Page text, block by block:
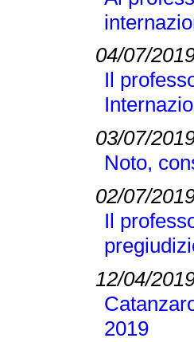
04/07/
Il
03/07/
Noto,
02/07/
Il
12/04/
2019